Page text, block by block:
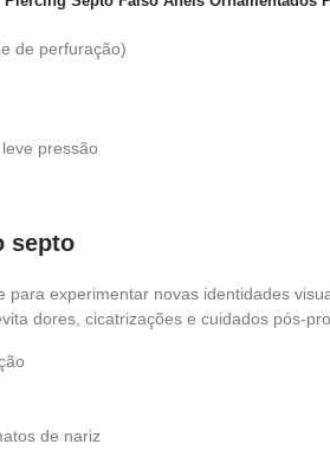
de perfuração)
pressão
septo
para experimentar novas identidades
dores, cicatrizações e cuidados pós-
de nariz